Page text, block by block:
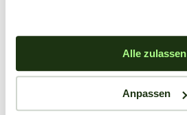
Alle zulassen
Anpassen